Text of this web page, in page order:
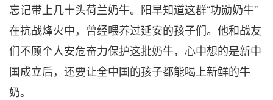
忘记带上几十头荷兰奶牛。阳早知道这群“功勋奶牛”
在抗战烽火中，曾经喂养过延安的孩子们。他和战友
们不顾个人安危奋力保护这批奶牛，心中想的是新中
国成立后，还要让全中国的孩子都能喝上新鲜的牛
奶。